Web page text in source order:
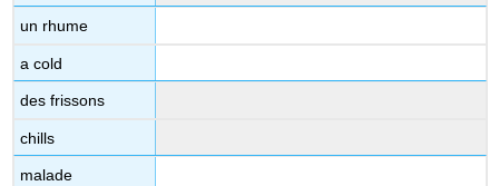
médecin
le
docteur
Ce
un rhume
a cold
des frissons
chills
malade